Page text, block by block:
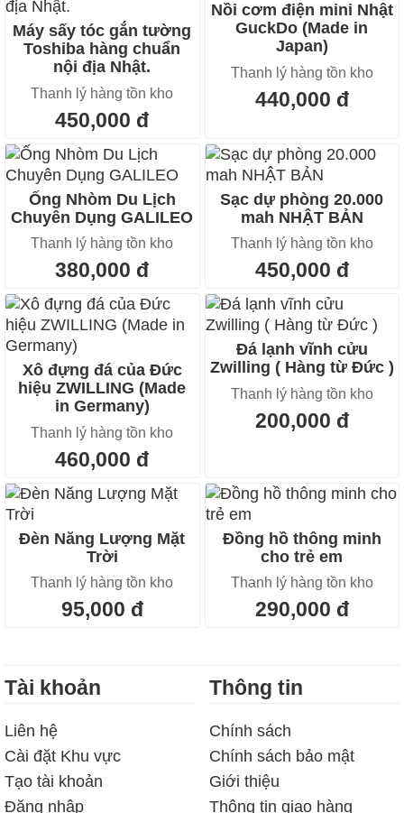
Máy sấy tóc gắn tường
Toshiba hàng chuẩn
nội địa Nhật.
Thanh lý hàng tồn kho
450,000 đ
Nồi cơm điện mini Nhật
GuckDo (Made in
Japan)
Thanh lý hàng tồn kho
440,000 đ
Ống Nhòm Du Lịch
Chuyên Dụng GALILEO
Thanh lý hàng tồn kho
380,000 đ
Sạc dự phòng 20.000
mah NHẬT BẢN
Thanh lý hàng tồn kho
450,000 đ
Xô đựng đá của Đức
hiệu ZWILLING (Made
in Germany)
Thanh lý hàng tồn kho
460,000 đ
Đá lạnh vĩnh cửu
Zwilling ( Hàng từ Đức )
Thanh lý hàng tồn kho
200,000 đ
Đèn Năng Lượng Mặt
Trời
Thanh lý hàng tồn kho
95,000 đ
Đồng hồ thông minh
cho trẻ em
Thanh lý hàng tồn kho
290,000 đ
Tài khoản
Liên hệ
Cài đặt Khu vực
Tạo tài khoản
Đăng nhập
Thông tin
Chính sách
Chính sách bảo mật
Giới thiệu
Thông tin giao hàng